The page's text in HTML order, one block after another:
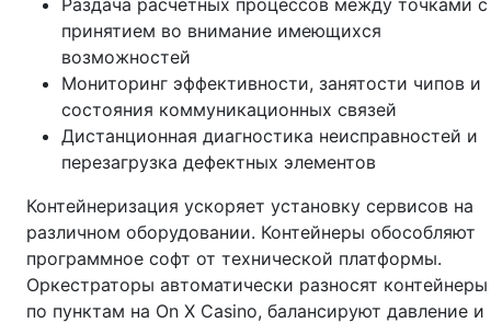
Раздача расчётных процессов между точками с
принятием во внимание имеющихся
возможностей
Мониторинг эффективности, занятости чипов и
состояния коммуникационных связей
Дистанционная диагностика неисправностей и
перезагрузка дефектных элементов
Контейнеризация ускоряет установку сервисов на
различном оборудовании. Контейнеры обособляют
программное софт от технической платформы.
Оркестраторы автоматически разносят контейнеры
по пунктам на On X Casino, балансируют давление и